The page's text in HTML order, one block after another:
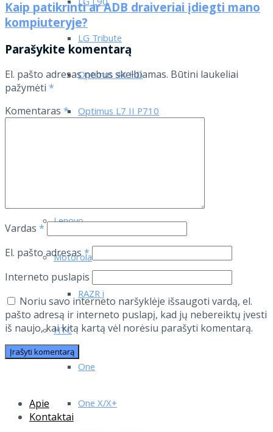
LG Tribute
Optimus 4X HD
Optimus L7 II P710
Lenovo
Motorola
RAZR i
HTC
One
One X/X+
Kaip patikrinti ar ADB draiveriai įdiegti mano
kompiuteryje?
Parašykite komentarą
El. pašto adresas nebus skelbiamas. Būtini laukeliai
pažymėti *
Komentaras *
Vardas *
El. pašto adresas*
Interneto puslapis
Noriu savo interneto naršyklėje išsaugoti vardą, el.
pašto adresą ir interneto puslapį, kad jų nebereiktų įvesti
iš naujo, kai kitą kartą vėl norėsiu parašyti komentarą.
Apie
Kontaktai